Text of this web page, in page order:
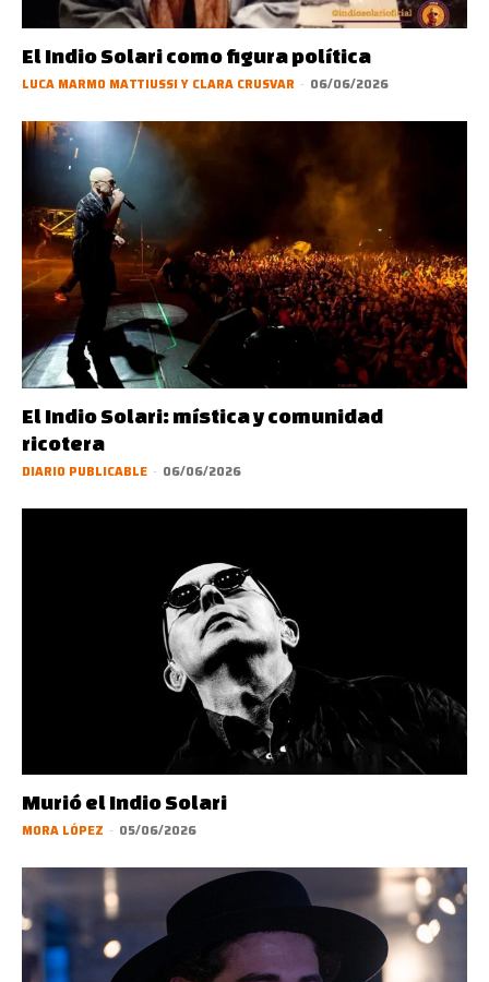
El Indio Solari como figura política
LUCA MARMO MATTIUSSI Y CLARA CRUSVAR - 06/06/2026
El Indio Solari: mística y comunidad
ricotera
DIARIO PUBLICABLE - 06/06/2026
Murió el Indio Solari
MORA LÓPEZ - 05/06/2026